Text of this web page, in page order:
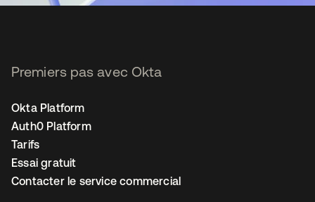
Premiers pas avec Okta
Okta Platform
Auth0 Platform
Tarifs
Essai gratuit
Contacter le service commercial